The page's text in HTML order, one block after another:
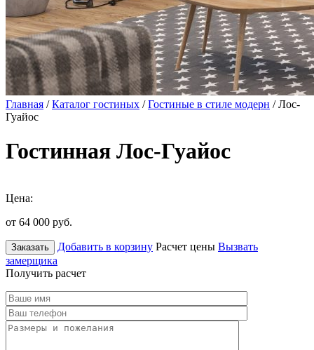
Главная /Каталог гостиных /Гостиные в стиле модерн / Лос-
Гуайос
Гостинная Лос-Гуайос
Цена:
от 64 000 руб.
Заказать Добавить в корзину Расчет цены Вызвать
замерщика
Получить расчет